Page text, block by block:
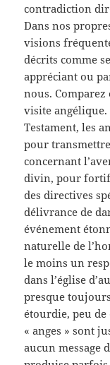
contradiction
Dans nos
visions
décrits comme
appréciant ou
nous.
visite angélique.
Testament, les
pour
concernant
divin, pour
des directives
délivrance de
événement
naturelle de
le moins un
dans l’église
presque
étourdie, peu
« anges » sont
aucun message